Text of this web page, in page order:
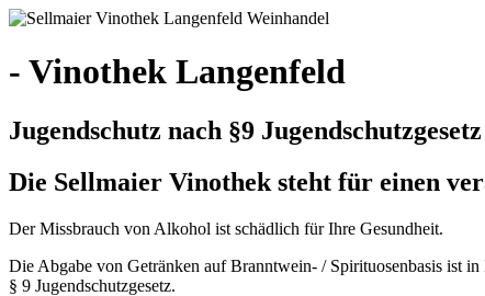
- Vinothek Langenfeld
Jugendschutz nach §9 Jugendschutzgesetz
Die Sellmaier Vinothek steht für einen
Der Missbrauch von Alkohol ist schädlich für Ihre Gesundheit.
Die Abgabe von Getränken auf Branntwein- / Spirituosenbasis ist in
§ 9 Jugendschutzgesetz.